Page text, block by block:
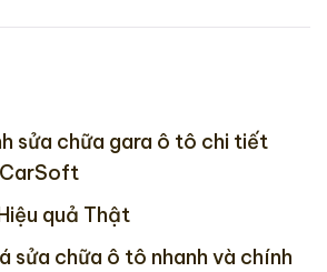
sửa chữa gara ô tô chi tiết
quả Thật
sửa chữa ô tô nhanh và chính